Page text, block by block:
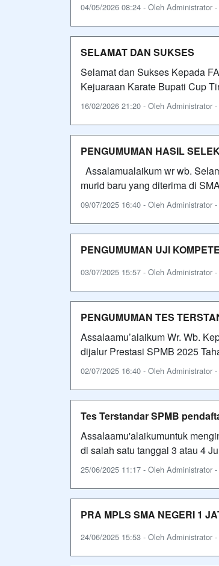
04/05/2026 08:24 - Oleh Administrator
SELAMAT DAN SUKSES
Selamat dan Sukses Kepada
Kejuaraan Karate Bupati Cup
16/02/2026 21:20 - Oleh Administrator
PENGUMUMAN HASIL
Assalamualaikum wr wb.
murid baru yang diterima di
09/07/2025 16:40 - Oleh Administrator
PENGUMUMAN UJI
03/07/2025 15:57 - Oleh Administrator
PENGUMUMAN TES
Assalaamu’alaikum Wr. Wb.
dijalur Prestasi SPMB 2025
02/07/2025 16:40 - Oleh Administrator
Tes Terstandar SPMB
Assalaamu'alaikumuntuk
di salah satu tanggal 3 atau 4
25/06/2025 11:17 - Oleh Administrator
PRA MPLS SMA NEGERI 1
24/06/2025 15:53 - Oleh Administrator